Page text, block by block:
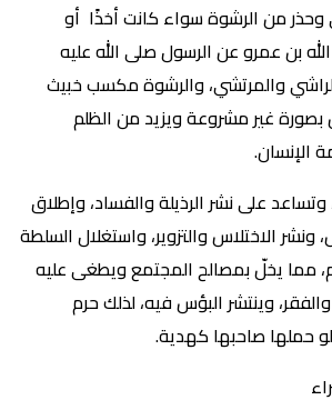
وحذر من الرشوة سواء كانت أخذًا أو
بن عمرو عن الرسول صلى الله عليه
والمرتشي، والرشوة مكسب خبيث
غير مشروعة ويزيد من الظلم
الإنسان.
على نشر الرذيلة والفساد، وإطلاق
ونشر الاختلاس والتزوير، واستغلال السلطة
مما يخلّ بمصالح المجتمع ويطغى عليه
وينتشر البؤس فيه، لذلك حرم
حملها صاحبها كهدية.